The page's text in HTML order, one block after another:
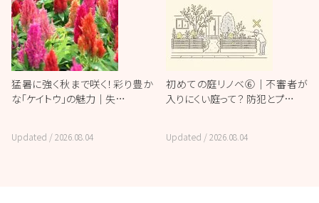
猛暑に強く秋まで咲く！彩り豊か
な「ケイトウ」の魅力｜失…
Updated /2026.08.04
初めての庭リノベ⑥｜不審者が
入りにくい庭って？ 防犯とプ…
Updated /2026.08.04